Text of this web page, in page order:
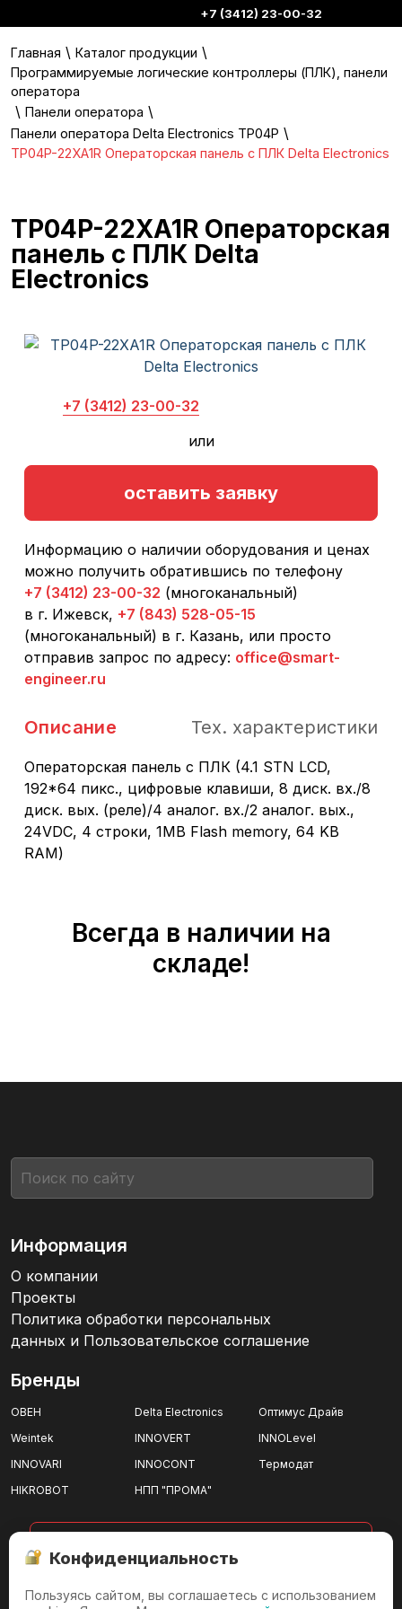
+7 (3412) 23-00-32
Главная \ Каталог продукции \
Программируемые логические контроллеры (ПЛК), панели
оператора
\ Панели оператора \
Панели оператора Delta Electronics TP04P \
TP04P-22XA1R Операторская панель с ПЛК Delta Electronics
TP04P-22XA1R Операторская
панель с ПЛК Delta
Electronics
+7 (3412) 23-00-32
или
оставить заявку
Информацию о наличии оборудования и ценах
можно получить обратившись по телефону
+7 (3412) 23-00-32 (многоканальный)
в г. Ижевск, +7 (843) 528-05-15
(многоканальный) в г. Казань, или просто
отправив запрос по адресу: office@smart-
engineer.ru
Описание Тех. характеристики
Операторская панель с ПЛК (4.1 STN LCD,
192*64 пикс., цифровые клавиши, 8 диск. вх./8
диск. вых. (реле)/4 аналог. вх./2 аналог. вых.,
24VDC, 4 строки, 1MB Flash memory, 64 KB
RAM)
Всегда в наличии на
складе!
Информация
О компании
Проекты
Политика обработки персональных
данных и Пользовательское соглашение
Бренды
ОВЕН Delta Electronics
Оптимус Драйв
Weintek
INNOVERT
INNOLevel
INNOVARI
INNOCONT
Термодат
HIKROBOT
НПП "ПРОМА"
г. Ижевск
Конфиденциальность
Пользуясь сайтом, вы соглашаетесь с использованием